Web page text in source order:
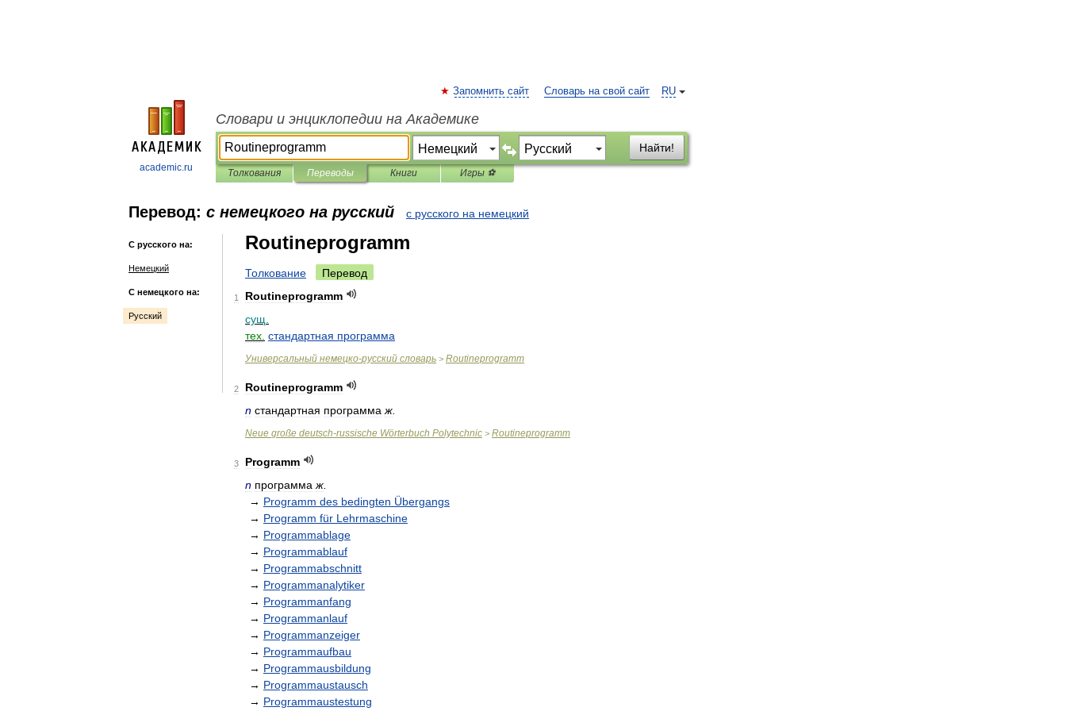
academic.ru
RU
Запомнить сайт Словарь на свой сайт
Словари и энциклопедии на Академике
Найти!
Толкования Переводы Книги Игры ⚽
Перевод: с немецкого на русский с русского на немецкий
С русского на:
Немецкий
С немецкого на:
Русский
Routineprogramm
Толкование Перевод
1
Routineprogramm
сущ
тех стандартная программа
Универсальный немецко-русский словарь > Routineprogramm
2
Routineprogramm
n стандартная программа ж
Neue große deutsch-russische Wörterbuch Polytechnic > Routineprogramm
3
Programm
n программа ж
→ Programm des bedingten Übergangs
→ Programm für Lehrmaschine
→ Programmablage
→ Programmablauf
→ Programmabschnitt
→ Programmanalytiker
→ Programmanfang
→ Programmanlauf
→ Programmanzeiger
→ Programmaufbau
→ Programmausbildung
→ Programmaustausch
→ Programmaustestung